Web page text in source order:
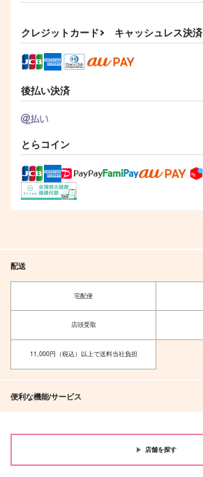
クレジットカード キャッシュレス決済
後払い決済
とらコイン
配送
宅配便
店頭受取
11,000円（税込）以上で送料当社負担
便利な機能/サービス
店舗を探す